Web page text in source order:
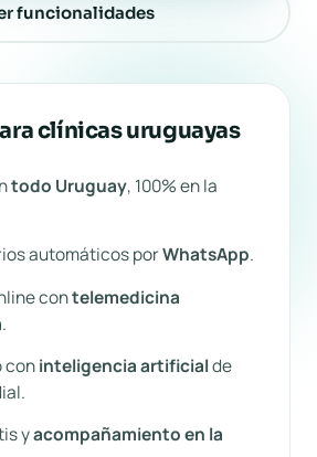
funcionalidades
clínicas uruguayas
todo Uruguay, 100% en la
automáticos porWhatsApp.
contelemedicina
.
coninteligencia artificialde
yacompañamiento en la